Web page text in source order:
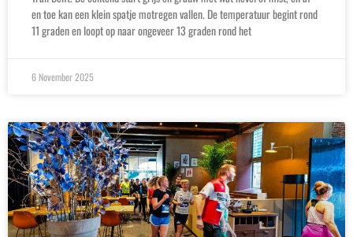
en toe kan een klein spatje motregen vallen. De temperatuur begint rond
11 graden en loopt op naar ongeveer 13 graden rond het
6 November 2025